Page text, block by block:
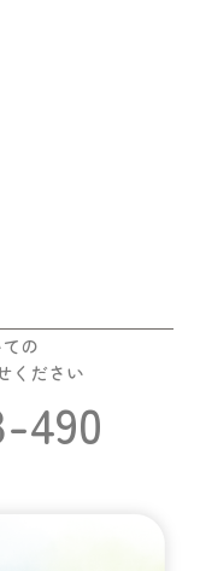
の
ください
490